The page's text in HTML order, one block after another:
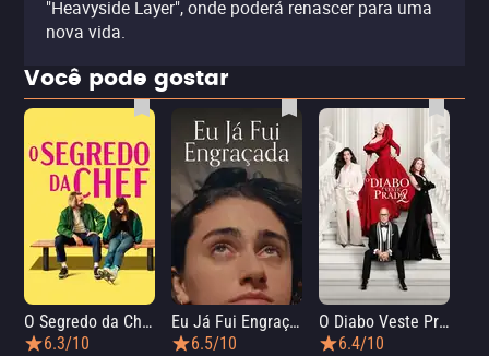
"Heavyside Layer", onde poderá renascer para uma
nova vida.
Você pode gostar
O Segredo da Chef
6.3/10
Eu Já Fui Engraçada
6.5/10
O Diabo Veste Prada 2
6.4/10